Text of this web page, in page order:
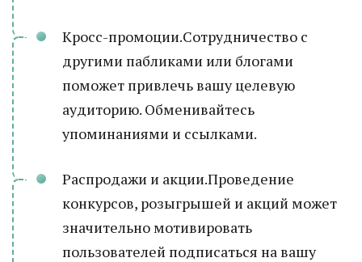
Кросс-промоции.Сотрудничество с
другими пабликами или блогами
поможет привлечь вашу целевую
аудиторию. Обменивайтесь
упоминаниями и ссылками.
Распродажи и акции.Проведение
конкурсов, розыгрышей и акций может
значительно мотивировать
пользователей подписаться на вашу